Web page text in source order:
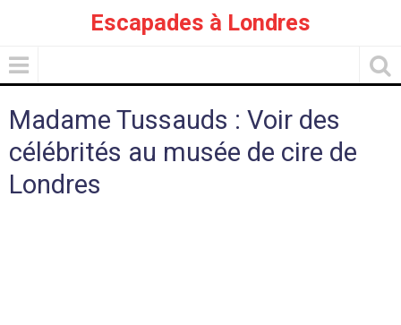
Escapades à Londres
Madame Tussauds : Voir des
célébrités au musée de cire de
Londres